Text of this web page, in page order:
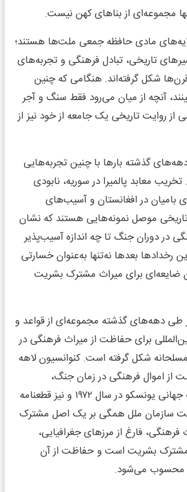
مجموعه‌ای از بناهای کهن نیست.
لایه‌های مادی حافظه جمعی ملت‌ها هستند؛
تاریخی، تبادل فرهنگی و تجربه‌های
شکل گرفته‌اند. هنگامی که چنین
آنچه از میان می‌رود فقط سنگ و آجر
روایت تاریخی یک جامعه از خود نیز از
گذشته بارها با چنین تجربه‌هایی
معابد پالمیرا در سوریه، نابودی
در افغانستان و آسیب‌های
موصل نمونه‌هایی هستند که نشان
در دوران جنگ تا چه اندازه آسیب‌پذیر
رخدادها بعدها نه‌تنها به‌عنوان خسارتی
ضایعه‌ای برای میراث مشترک بشریت
طی دهه‌های گذشته مجموعه‌ای از قواعد و
برای حفاظت از میراث فرهنگی در
شکل گرفته است. کنوانسیون لاهه
از اموال فرهنگی در زمان جنگ،
کنوانسیون میراث جهانی یونسکو در سال ۱۹۷۲ و نیز قطعنامه
امنیت سازمان ملل همگی بر یک اصل مشترک
فرهنگی، فارغ از مرزهای جغرافیایی،
بشریت است و حفاظت از آن
محسوب می‌شود.